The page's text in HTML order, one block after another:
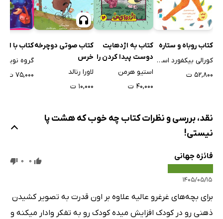
کتاب روباه و ستاره
کورالی بیکفورد اسمیت
۵۲,۸۰۰ ت
کتاب به اژدهایت
دوست پیدا کردن را
یاد بده
استیو هرمن
۴۰,۰۰۰ ت
کتاب صوتی دوچرخه
خرس
لاورا رنالد
۱۰,۰۰۰ ت
کتاب با
گروه
۷۵,۰۰۰ ت
نقد، بررسی و نظرات کتاب چه خوب که هشت پا
نیستی!
فائزه جهانی
۱۴۰۵/۰۵/۱۵
0
0
برای بچه‌های غرغرو عالیه علاوه بر اون قدرت به تصویر کشیدن
ذهنی رو در کودک افزایش میده کودک رو به تفکر وادار میکنه و